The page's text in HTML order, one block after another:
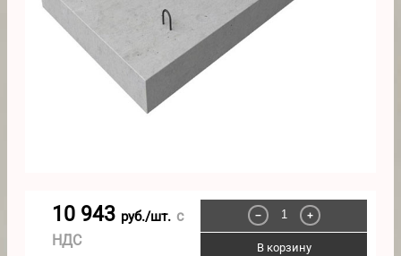
10 943 руб./шт. с
НДС
− +
В корзину